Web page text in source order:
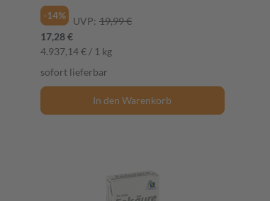
-14%
UVP: 19,99 €
17,28 €
4.937,14 € / 1 kg
sofort lieferbar
In den Warenkorb